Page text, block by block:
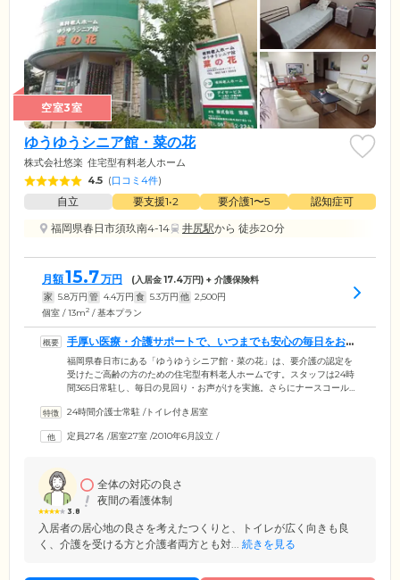
空室3室
ゆうゆうシニア館・菜の花
株式会社悠楽 住宅型有料老人ホーム
4.5 (口コミ4件)
自立 要支援1•2 要介護1〜5
認知症可
福岡県春日市須玖南4-14
井尻駅から 徒歩20分
月額15.7万円 (入居金17.4万円) + 介護保険料
家 5.8万円 管 4.4万円 食 5.3万円 他 2,500円
個室 / 13m2 / 基本プラン
手厚い医療・介護サポートで、いつまでも安心の毎日をお守
りします
福岡県春日市にある「ゆうゆうシニア館・菜の花」は、要介護の認定を
受けたご高齢の方のための住宅型有料老人ホームです。スタッフは24時
間365日常駐し、毎日の見回り・お声がけを実施。さらにナースコールよ
確立しております。そのほか併設のデイサービスや「徳洲会病院」をは
ハビリテーション、バイタルチェック、服薬管理など、幅広いサービス
24時間介護士常駐 /トイレ付き居室
定員27名 /居室27室 /2010年6月設立 /
3.8
全体の対応の良さ
夜間の看護体制
入居者の居心地の良さを考えたつくりと、トイレが広く向きも良
く、介護を受ける方と介護者両方とも対... 続きを見る